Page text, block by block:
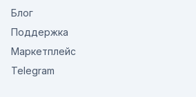
Блог
Поддержка
Маркетплейс
Telegram